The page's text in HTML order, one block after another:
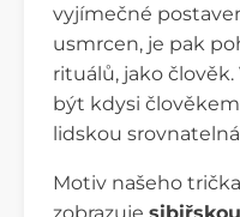
vyjímečné
usmrcen, je pak
rituálů, jako
být kdysi
lidskou
Motiv našeho
zobrazuje sibiřskou